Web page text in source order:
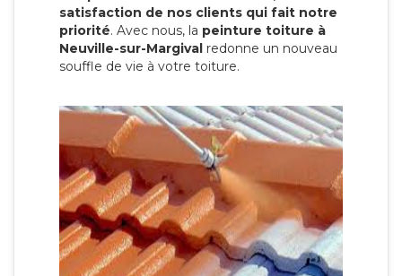
satisfaction de nos clients qui fait notre
priorité. Avec nous, la peinture toiture à
Neuville-sur-Margival redonne un nouveau
souffle de vie à votre toiture.